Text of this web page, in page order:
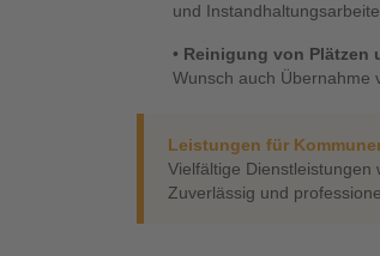
und
• Reinigung von Plätzen
Wunsch auch Übernahme
Leistungen für
Vielfältige Dienstleistungen
Zuverlässig und